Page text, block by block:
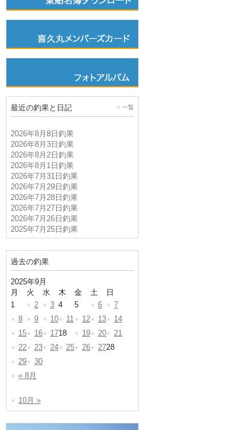
最近の釣果と日記 一覧
2026年8月8日釣果
2026年8月3日釣果
2026年8月2日釣果
2026年8月1日釣果
2026年7月31日釣果
2026年7月29日釣果
2026年7月28日釣果
2026年7月27日釣果
2026年7月26日釣果
2025年7月25日釣果
過去の釣果
2025年9月
月
火 水 木 金 土
日
1
2 3 4 5 6
7
8
9 10 11 12 13
14
15
16 1718 19 20
21
22
23 24 25 26 2728
29
30
« 8月
10月 »